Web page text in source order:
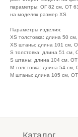
параметры: ОГ 82 см, ОТ
на моделях размер XS
Параметры изделия:
XS толстовка: длина 50
XS штаны: длина 101 см,
S толстовка: длина 51 см,
S штаны: длина 104 см,
M толстовка: длина 54 см,
M штаны: длина 105 см,